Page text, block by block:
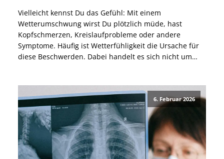
Vielleicht kennst Du das Gefühl: Mit einem
Wetterumschwung wirst Du plötzlich müde, hast
Kopfschmerzen, Kreislaufprobleme oder andere
Symptome. Häufig ist Wetterfühligkeit die Ursache für
diese Beschwerden. Dabei handelt es sich nicht um
Luftdruck. In diesem Blogbeitrag erfährst Du, welche
biologischen Mechanismen […]
6. Februar 2026